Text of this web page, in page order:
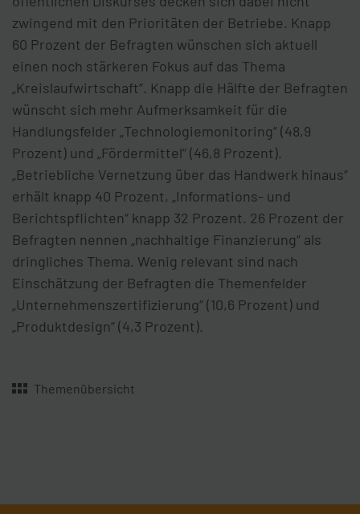
zwingend mit den Prioritäten der Betriebe. Knapp
60 Prozent der Befragten wünschen sich aktuell
einen noch stärkeren Fokus auf das Thema
„Kreislaufwirtschaft“. Knapp die Hälfte der Befragten
wünscht sich mehr Aufmerksamkeit für die
Handlungsfelder „Technologiemonitoring“ (48,9
Prozent) und „Fördermittel“ (46,8 Prozent).
„Betriebliche Vernetzung über das Handwerk hinaus“
erhält knapp 40 Prozent, „Informations- und
Berichtspflichten“ knapp 32 Prozent. 26 Prozent der
Befragten nennen „nachhaltige Finanzierung“ als
dringliches Thema. Wenig relevant sind nach
Einschätzung der Befragten die Themenfelder
„Unternehmenszertifizierung“ (10,6 Prozent) und
„Produktdesign“ (4,3 Prozent).
Themenübersicht